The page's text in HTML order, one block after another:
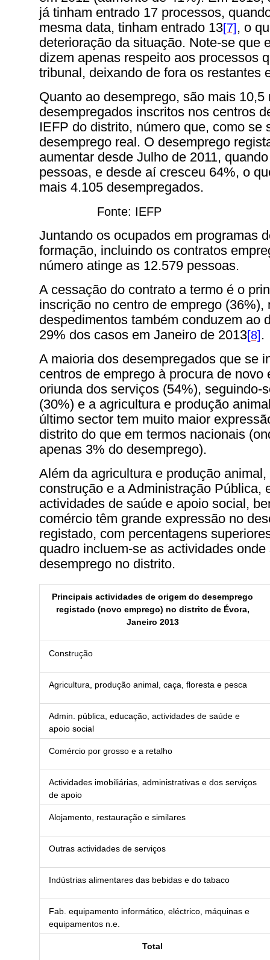
já tinham entrado 17 processos,
mesma data, tinham entrado 13[7] , o
deterioração da situação. Note-se que
dizem apenas respeito aos processos
tribunal, deixando de fora os restantes
Quanto ao desemprego, são mais 10,5
desempregados inscritos nos centros
IEFP do distrito, número que, como se
desemprego real. O desemprego
aumentar desde Julho de 2011,
pessoas, e desde aí cresceu 64%, o
mais 4.105 desempregados.
Fonte: IEFP
Juntando os ocupados em programas
formação, incluindo os contratos
número atinge as 12.579 pessoas.
A cessação do contrato a termo é o
inscrição no centro de emprego (36%),
despedimentos também conduzem ao
29% dos casos em Janeiro de 2013[8] .
A maioria dos desempregados que se
centros de emprego à procura de novo
oriunda dos serviços (54%), seguindo-
(30%) e a agricultura e produção
último sector tem muito maior
distrito do que em termos nacionais
apenas 3% do desemprego).
Além da agricultura e produção
construção e a Administração Pública,
actividades de saúde e apoio social,
comércio têm grande expressão no
registado, com percentagens
quadro incluem-se as actividades
desemprego no distrito.
Principais actividades de origem do desemprego
registado (novo emprego) no distrito de Évora,
Janeiro 2013
Construção
Agricultura, produção animal, caça, floresta e pesca
Admin. pública, educação, actividades de saúde e
apoio social
Comércio por grosso e a retalho
Actividades imobiliárias, administrativas e dos serviços
de apoio
Alojamento, restauração e similares
Outras actividades de serviços
Indústrias alimentares das bebidas e do tabaco
Fab. equipamento informático, eléctrico, máquinas e
equipamentos n.e.
Total